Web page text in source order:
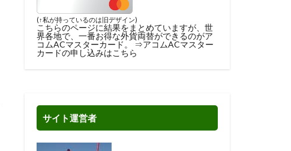
(↑私が持っているのは旧デザイン)
こちらのページに結果をまとめていますが、世
界各地で、一番お得な外貨両替ができるのがア
コムACマスターカード。 ⇒アコムACマスター
カードの申し込みはこちら
サイト運営者